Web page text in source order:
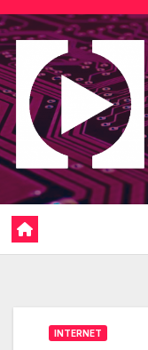
Saltar
al
contenido
INTERNET